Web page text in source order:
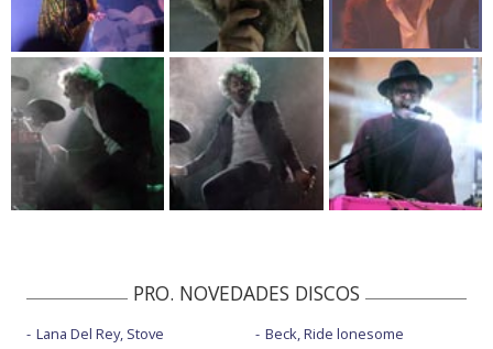
PRO. NOVEDADES DISCOS
Lana Del Rey, Stove
Beck, Ride lonesome